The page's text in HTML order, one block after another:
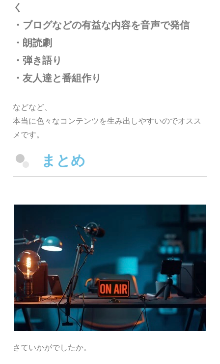
く
・ブログなどの有益な内容を音声で発信
・朗読劇
・弾き語り
・友人達と番組作り
などなど、
本当に色々なコンテンツを生み出しやすいのでオスス
メです。
まとめ
さていかがでしたか。